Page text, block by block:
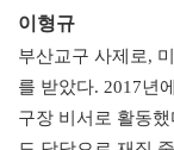
이형규
부산교구 사제로,
를 받았다. 2017년
구장 비서로 활동